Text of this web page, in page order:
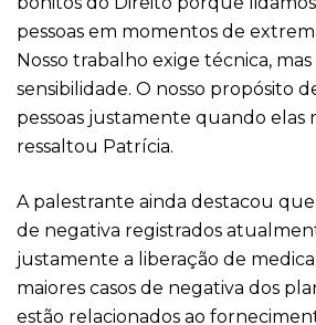
pessoas em momentos de
Nosso trabalho exige técnica,
sensibilidade. O nosso propósito
pessoas justamente quando elas
ressaltou Patrícia.
A palestrante ainda destacou
de negativa registrados
justamente a liberação de
maiores casos de negativa dos
estão relacionados ao